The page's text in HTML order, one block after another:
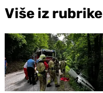
Više iz rubrike